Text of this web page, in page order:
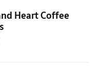
Heart Coffee